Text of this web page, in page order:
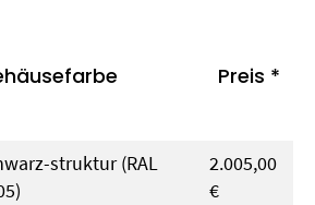
Preis *
struktur (RAL
2.005,00
€